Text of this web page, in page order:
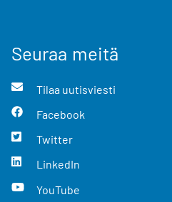
Seuraa meitä
Tilaa uutisviesti
Facebook
Twitter
LinkedIn
YouTube